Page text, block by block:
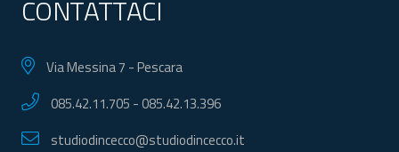
CONTATTACI
Via Messina 7 - Pescara
085.42.11.705 -085.42.13.396
studiodincecco@studiodincecco.it